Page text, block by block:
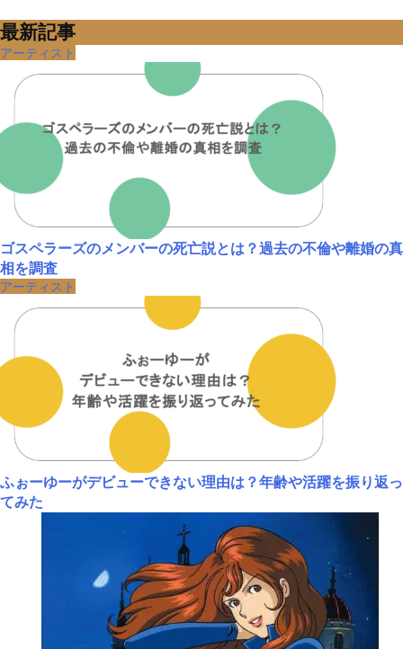
最新記事
アーティスト
ゴスペラーズのメンバーの死亡説とは？過去の不倫や離婚の真
相を調査
アーティスト
ふぉーゆーがデビューできない理由は？年齢や活躍を振り返っ
てみた